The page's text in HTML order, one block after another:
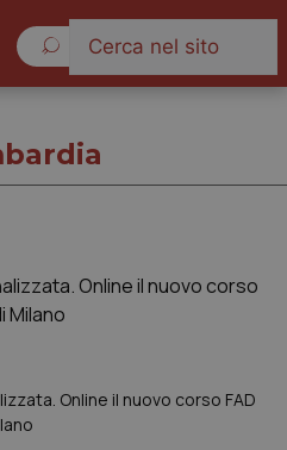
Online il nuovo corso FAD